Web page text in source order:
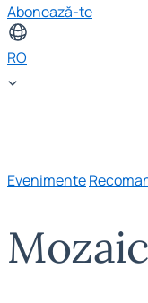
Abonează-te
RO
Evenimente